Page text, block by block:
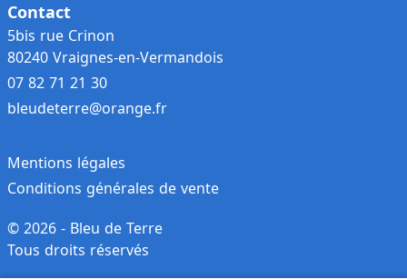
Contact
5bis rue Crinon
80240 Vraignes-en-Vermandois
07 82 71 21 30
bleudeterre@orange.fr
© 2026 - Bleu de Terre
Tous droits réservés
Mentions légales
Conditions générales de vente